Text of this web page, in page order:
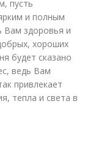
пусть
и полным
Вам здоровья и
хороших
будет сказано
ведь Вам
привлекает
тепла и света в